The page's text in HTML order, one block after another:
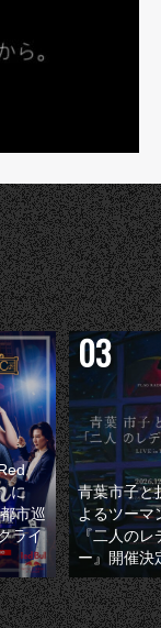
に
市巡
ライ
青葉市子と
よるツーマ
『二人のレ
ー』開催決